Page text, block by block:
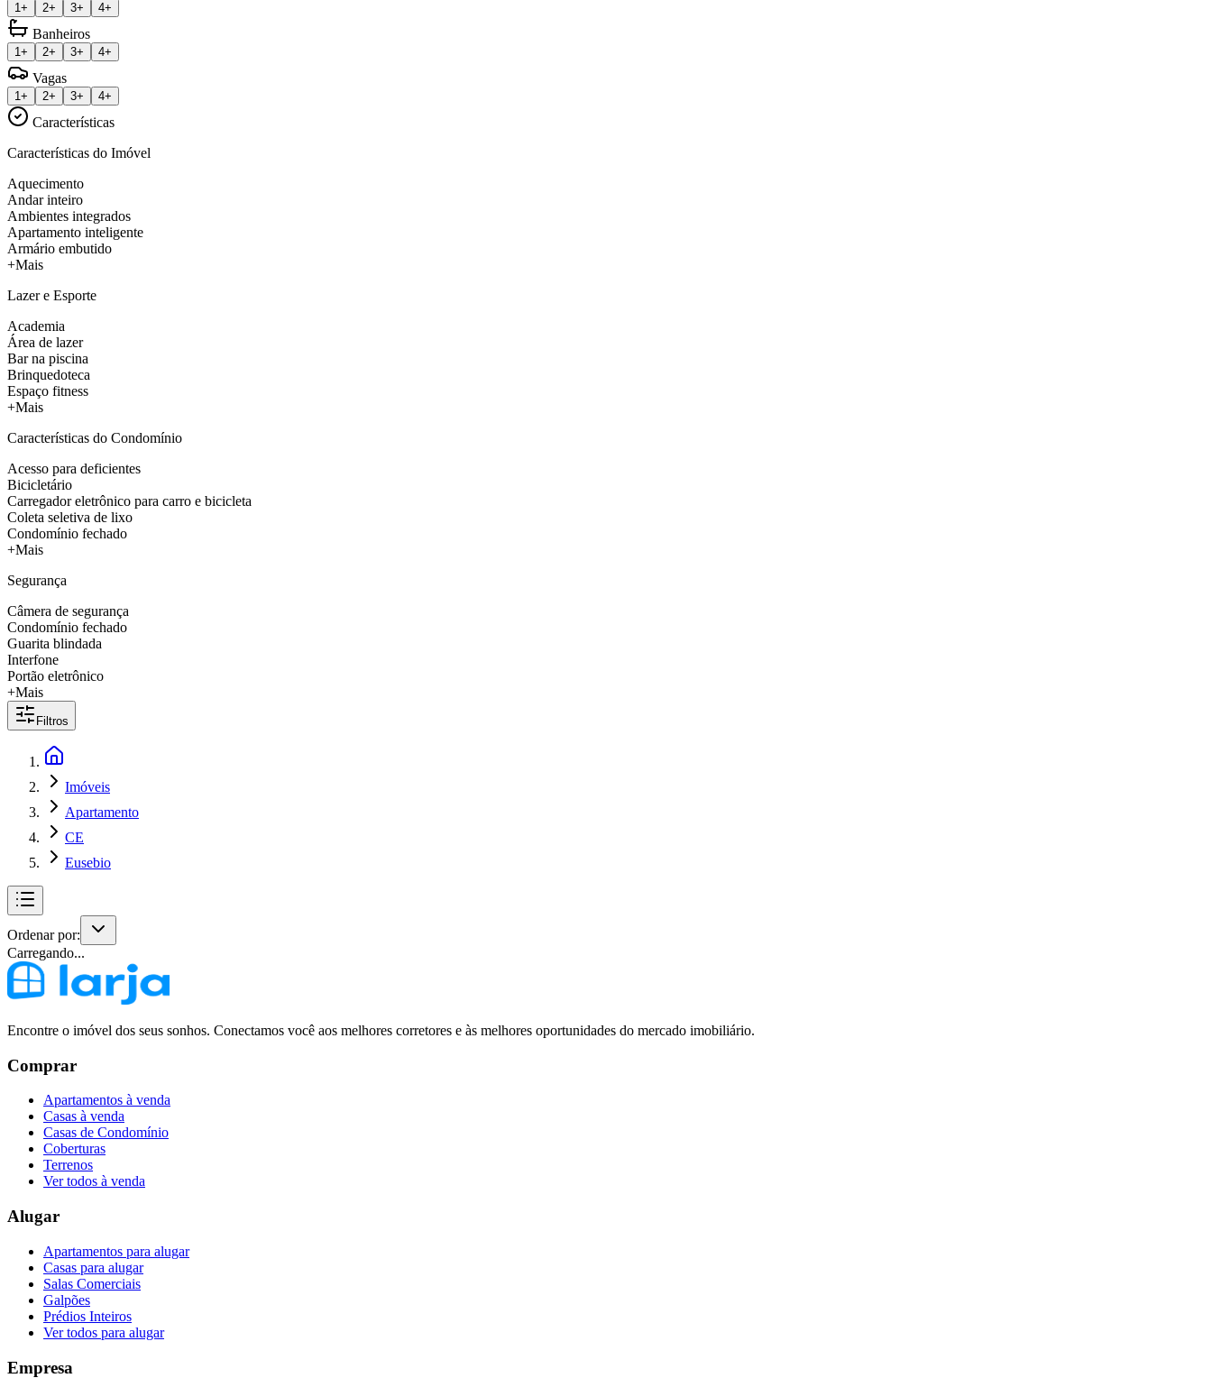
1+ 2+ 3+ 4+
Banheiros
1+ 2+ 3+ 4+
Vagas
1+ 2+ 3+ 4+
Características
Características do Imóvel
Aquecimento
Andar inteiro
Ambientes integrados
Apartamento inteligente
Armário embutido
+Mais
Lazer e Esporte
Academia
Área de lazer
Bar na piscina
Brinquedoteca
Espaço fitness
+Mais
Características do Condomínio
Acesso para deficientes
Bicicletário
Carregador eletrônico para carro e bicicleta
Coleta seletiva de lixo
Condomínio fechado
+Mais
Segurança
Câmera de segurança
Condomínio fechado
Guarita blindada
Interfone
Portão eletrônico
+Mais
Filtros
Imóveis
Apartamento
CE
Eusebio
Ordenar por:
Carregando...
Encontre o imóvel dos seus sonhos. Conectamos você aos melhores corretores e às melhores oportunidades do mercado imobiliário.
Comprar
Apartamentos à venda
Casas à venda
Casas de Condomínio
Coberturas
Terrenos
Ver todos à venda
Alugar
Apartamentos para alugar
Casas para alugar
Salas Comerciais
Galpões
Prédios Inteiros
Ver todos para alugar
Empresa